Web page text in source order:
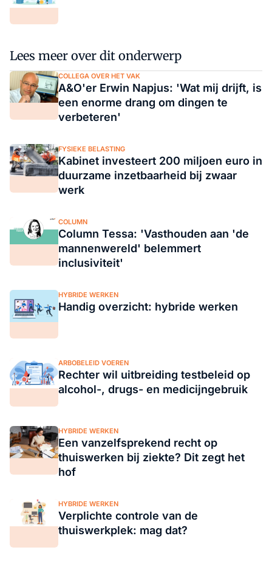
Lees meer over dit onderwerp
COLLEGA OVER HET VAK
A&O'er Erwin Napjus: 'Wat mij drijft, is
een enorme drang om dingen te
verbeteren'
FYSIEKE BELASTING
Kabinet investeert 200 miljoen euro in
duurzame inzetbaarheid bij zwaar
werk
COLUMN
Column Tessa: 'Vasthouden aan 'de
mannenwereld' belemmert
inclusiviteit'
HYBRIDE WERKEN
Handig overzicht: hybride werken
ARBOBELEID VOEREN
Rechter wil uitbreiding testbeleid op
alcohol-, drugs- en medicijngebruik
HYBRIDE WERKEN
Een vanzelfsprekend recht op
thuiswerken bij ziekte? Dit zegt het
hof
HYBRIDE WERKEN
Verplichte controle van de
thuiswerkplek: mag dat?